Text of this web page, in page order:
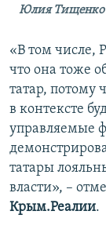
Юлия Тищенко
«В том числе,
что она тоже
татар, потому
в контексте
управляемые
татары
власти», –
Крым.Реалии.